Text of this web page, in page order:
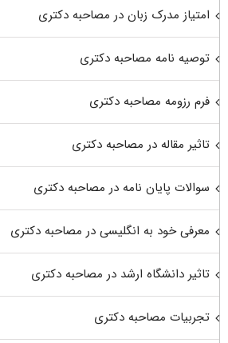
امتیاز مدرک زبان در مصاحبه دکتری
توصیه نامه مصاحبه دکتری
فرم رزومه مصاحبه دکتری
تاثیر مقاله در مصاحبه دکتری
سوالات پایان نامه در مصاحبه دکتری
معرفی خود به انگلیسی در مصاحبه دکتری
تاثیر دانشگاه ارشد در مصاحبه دکتری
تجربیات مصاحبه دکتری